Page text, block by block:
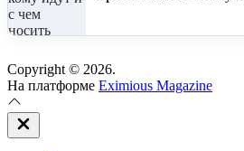
Copyright © 2026.
На платформе Eximious Magazine
Закрыть
вне